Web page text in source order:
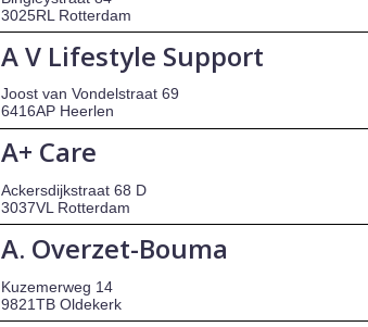
3025RL Rotterdam
A V Lifestyle Support
Joost van Vondelstraat 69
6416AP Heerlen
A+ Care
Ackersdijkstraat 68 D
3037VL Rotterdam
A. Overzet-Bouma
Kuzemerweg 14
9821TB Oldekerk